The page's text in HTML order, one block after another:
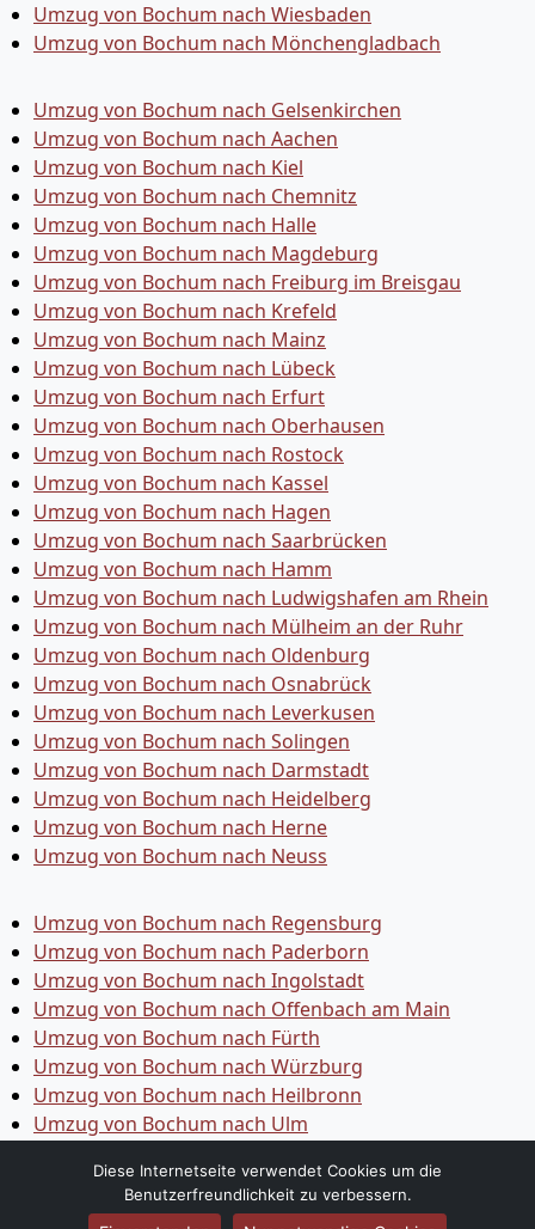
Umzug von Bochum nach Wiesbaden
Umzug von Bochum nach Mönchen­gladbach
Umzug von Bochum nach Gelsenkirchen
Umzug von Bochum nach Aachen
Umzug von Bochum nach Kiel
Umzug von Bochum nach Chemnitz
Umzug von Bochum nach Halle
Umzug von Bochum nach Magdeburg
Umzug von Bochum nach Freiburg im Breisgau
Umzug von Bochum nach Krefeld
Umzug von Bochum nach Mainz
Umzug von Bochum nach Lübeck
Umzug von Bochum nach Erfurt
Umzug von Bochum nach Oberhausen
Umzug von Bochum nach Rostock
Umzug von Bochum nach Kassel
Umzug von Bochum nach Hagen
Umzug von Bochum nach Saarbrücken
Umzug von Bochum nach Hamm
Umzug von Bochum nach Ludwigshafen am Rhein
Umzug von Bochum nach Mülheim an der Ruhr
Umzug von Bochum nach Oldenburg
Umzug von Bochum nach Osnabrück
Umzug von Bochum nach Leverkusen
Umzug von Bochum nach Solingen
Umzug von Bochum nach Darmstadt
Umzug von Bochum nach Heidelberg
Umzug von Bochum nach Herne
Umzug von Bochum nach Neuss
Umzug von Bochum nach Regensburg
Umzug von Bochum nach Paderborn
Umzug von Bochum nach Ingolstadt
Umzug von Bochum nach Offenbach am Main
Umzug von Bochum nach Fürth
Umzug von Bochum nach Würzburg
Umzug von Bochum nach Heilbronn
Umzug von Bochum nach Ulm
Umzug von Bochum nach Wolfsburg
Umzug von Bochum nach Bottrop
Diese Internetseite verwendet Cookies um die
Benutzerfreundlichkeit zu verbessern.